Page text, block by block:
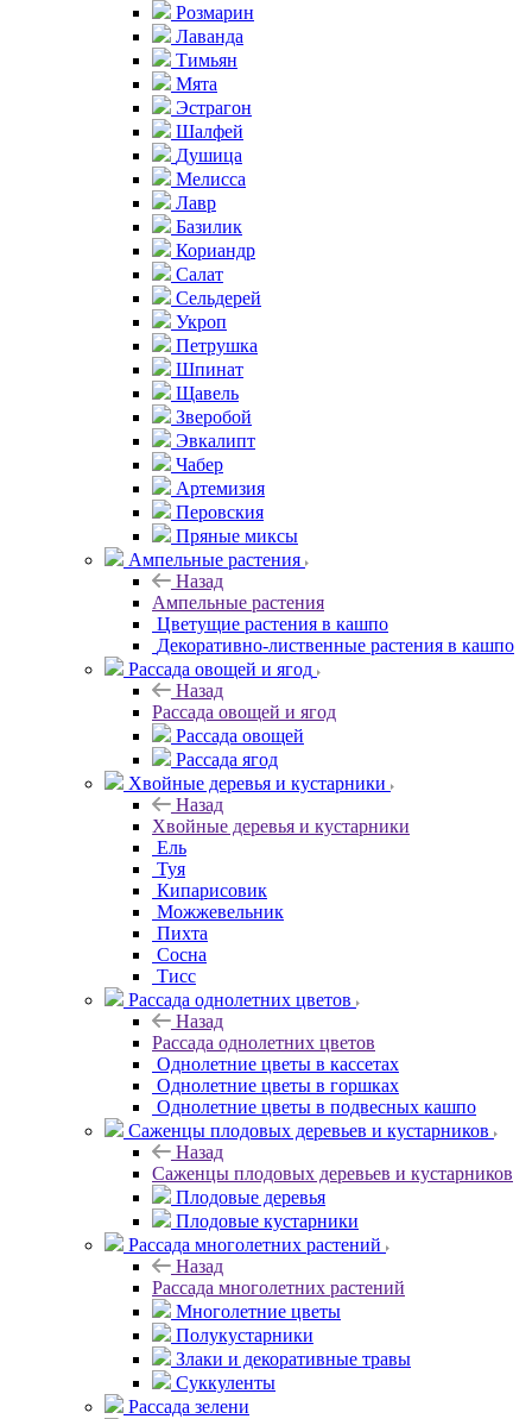
Розмарин
Лаванда
Тимьян
Мята
Эстрагон
Шалфей
Душица
Мелисса
Лавр
Базилик
Кориандр
Салат
Сельдерей
Укроп
Петрушка
Шпинат
Щавель
Зверобой
Эвкалипт
Чабер
Артемизия
Перовския
Пряные миксы
Ампельные растения
Назад
Ампельные растения
Цветущие растения в кашпо
Декоративно-лиственные растения в кашпо
Рассада овощей и ягод
Назад
Рассада овощей и ягод
Рассада овощей
Рассада ягод
Хвойные деревья и кустарники
Назад
Хвойные деревья и кустарники
Ель
Туя
Кипарисовик
Можжевельник
Пихта
Сосна
Тисc
Рассада однолетних цветов
Назад
Рассада однолетних цветов
Однолетние цветы в кассетах
Однолетние цветы в горшках
Однолетние цветы в подвесных кашпо
Саженцы плодовых деревьев и кустарников
Назад
Саженцы плодовых деревьев и кустарников
Плодовые деревья
Плодовые кустарники
Рассада многолетних растений
Назад
Рассада многолетних растений
Многолетние цветы
Полукустарники
Злаки и декоративные травы
Суккуленты
Рассада зелени